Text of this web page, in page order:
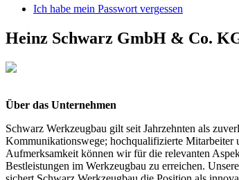
Ich habe mein Passwort vergessen
Heinz Schwarz GmbH & Co.
Über das Unternehmen
Schwarz Werkzeugbau gilt seit Jahrzehnten als
Kommunikationswege; hochqualifizierte Mitarbeiter
Aufmerksamkeit können wir für die relevanten
Bestleistungen im Werkzeugbau zu erreichen.